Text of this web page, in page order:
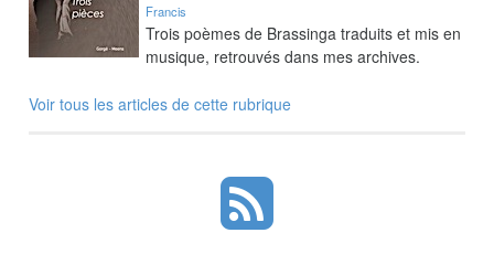
Francis
Trois poèmes de Brassinga traduits et mis en
musique, retrouvés dans mes archives.
Voir tous les articles de cette rubrique